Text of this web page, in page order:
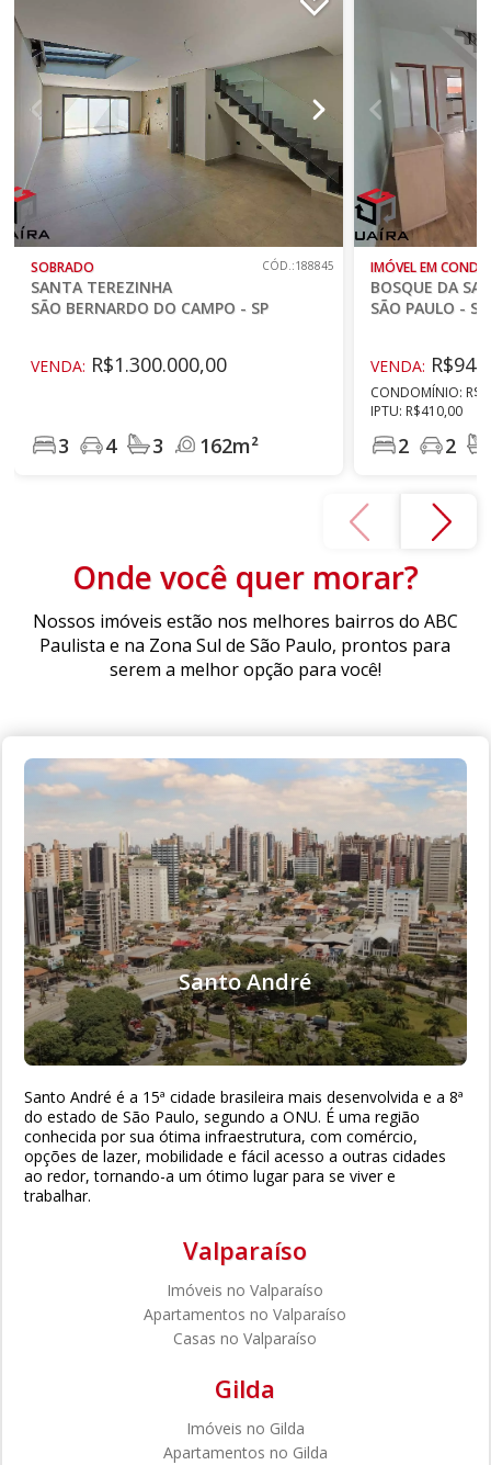
SOBRADO
SANTA TEREZINHA
SÃO BERNARDO DO CAMPO - SP
CÓD.:188845
VENDA: R$1.300.000,00
3 4 3 162m²
IMÓVEL EM
BOSQUE DA
SÃO PAULO - SP
VENDA:
CONDOMÍNIO:
IPTU: R$410,00
2 2
Onde você quer morar?
Nossos imóveis estão nos melhores bairros do ABC
Paulista e na Zona Sul de São Paulo, prontos para
serem a melhor opção para você!
Santo André
Santo André é a 15ª cidade brasileira mais desenvolvida e a 8ª
do estado de São Paulo, segundo a ONU. É uma região
conhecida por sua ótima infraestrutura, com comércio,
opções de lazer, mobilidade e fácil acesso a outras cidades
ao redor, tornando-a um ótimo lugar para se viver e
trabalhar.
Valparaíso
Imóveis no Valparaíso
Apartamentos no Valparaíso
Casas no Valparaíso
Gilda
Imóveis no Gilda
Apartamentos no Gilda